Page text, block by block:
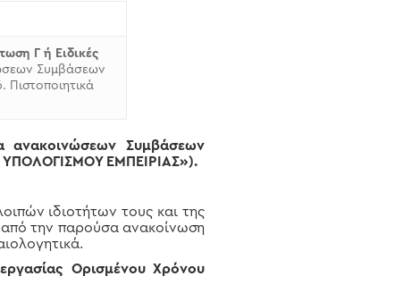
Γ ή Ειδικές
Συμβάσεων
ανακοινώσεων Συμβάσεων
ΕΜΠΕΙΡΙΑΣ»).
ιδιοτήτων τους και της
την παρούσα ανακοίνωση
Ορισμένου Χρόνου